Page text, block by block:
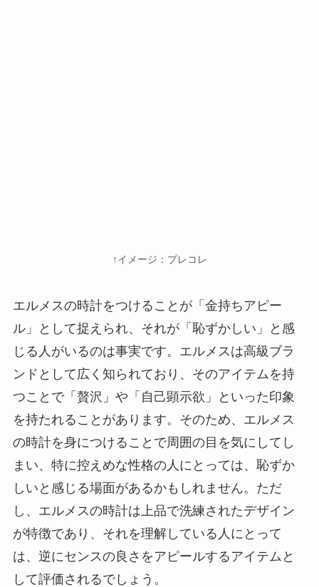
↑イメージ：プレコレ
エルメスの時計をつけることが「金持ちアピー
ル」として捉えられ、それが「恥ずかしい」と感
じる人がいるのは事実です。エルメスは高級ブラ
ンドとして広く知られており、そのアイテムを持
つことで「贅沢」や「自己顕示欲」といった印象
を持たれることがあります。そのため、エルメス
の時計を身につけることで周囲の目を気にしてし
まい、特に控えめな性格の人にとっては、恥ずか
しいと感じる場面があるかもしれません。ただ
し、エルメスの時計は上品で洗練されたデザイン
が特徴であり、それを理解している人にとって
は、逆にセンスの良さをアピールするアイテムと
して評価されるでしょう。